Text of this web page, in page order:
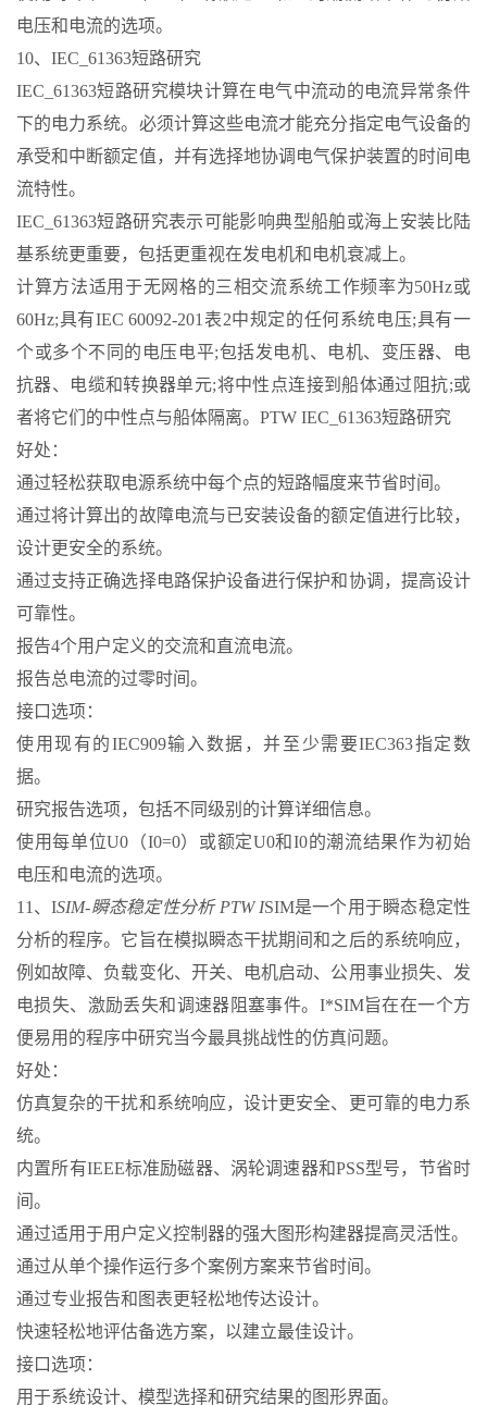
电压和电流的选项。
10、IEC_61363短路研究
IEC_61363短路研究模块计算在电气中流动的电流异常条件
下的电力系统。必须计算这些电流才能充分指定电气设备的
承受和中断额定值，并有选择地协调电气保护装置的时间电
流特性。
IEC_61363短路研究表示可能影响典型船舶或海上安装比陆
基系统更重要，包括更重视在发电机和电机衰减上。
计算方法适用于无网格的三相交流系统工作频率为50Hz或
60Hz;具有IEC 60092-201表2中规定的任何系统电压;具有一
个或多个不同的电压电平;包括发电机、电机、变压器、电
抗器、电缆和转换器单元;将中性点连接到船体通过阻抗;或
者将它们的中性点与船体隔离。PTW IEC_61363短路研究
好处：
通过轻松获取电源系统中每个点的短路幅度来节省时间。
通过将计算出的故障电流与已安装设备的额定值进行比较，
设计更安全的系统。
通过支持正确选择电路保护设备进行保护和协调，提高设计
可靠性。
报告4个用户定义的交流和直流电流。
报告总电流的过零时间。
接口选项：
使用现有的IEC909输入数据，并至少需要IEC363指定数
据。
研究报告选项，包括不同级别的计算详细信息。
使用每单位U0（I0=0）或额定U0和I0的潮流结果作为初始
电压和电流的选项。
11、ISIM-瞬态稳定性分析 PTW ISIM是一个用于瞬态稳定性
分析的程序。它旨在模拟瞬态干扰期间和之后的系统响应，
例如故障、负载变化、开关、电机启动、公用事业损失、发
电损失、激励丢失和调速器阻塞事件。I*SIM旨在在一个方
便易用的程序中研究当今最具挑战性的仿真问题。
好处：
仿真复杂的干扰和系统响应，设计更安全、更可靠的电力系
统。
内置所有IEEE标准励磁器、涡轮调速器和PSS型号，节省时
间。
通过适用于用户定义控制器的强大图形构建器提高灵活性。
通过从单个操作运行多个案例方案来节省时间。
通过专业报告和图表更轻松地传达设计。
快速轻松地评估备选方案，以建立最佳设计。
接口选项：
用于系统设计、模型选择和研究结果的图形界面。